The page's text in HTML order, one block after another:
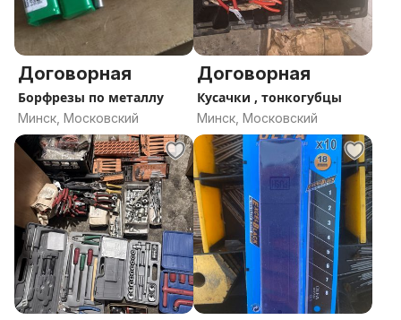
Договорная
Борфрезы по металлу
Минск, Московский
Договорная
Кусачки , тонкогубцы
Минск, Московский